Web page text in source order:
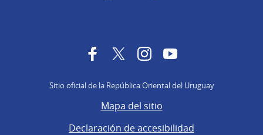
FacebookTwitterInstagramYouTube
Sitio oficial de la República Oriental del Uruguay
Mapa del sitio
Declaración de accesibilidad